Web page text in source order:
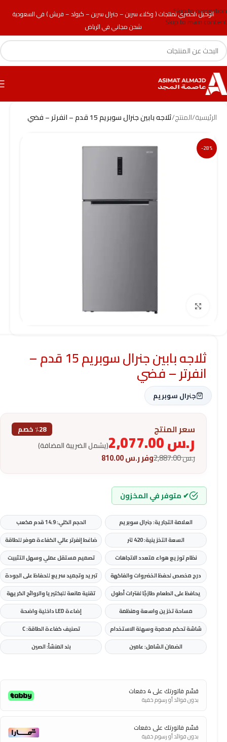
الوكيل الحصري لمنتجات ( وكلاء سرين – جنرال سرين – كيولد – فريش ) في السعودية
شحن مجاني في الرياض
Skip to navigation
Skip to main content
الرئيسية/المنتج/ثلاجه بابين جنرال سوبريم 15 قدم – انفرتر – فضي
-28%
ثلاجه بابين جنرال سوبريم 15 قدم –
انفرتر – فضي
جنرال سوبريم
سعر المنتج ٪28 خصم
ر.س (يشمل الضريبة المضافة)
ر.س2,887.00 وفرر.س
✔ متوفر في المخزون
العلامة التجارية: جنرال سوبريم
الحجم الكلي: 14.9 قدم مكعب
السعة التخزينية: 420 لتر
ضاغط إنفرتر عالي الكفاءة موفر للطاقة
نظام توزيع هواء متعدد الاتجاهات
تصميم مستقل عملي وسهل التثبيت
درج مخصص لحفظ الخضروات والفاكهة
تبريد وتجميد سريع للحفاظ على الجودة
يحافظ على الطعام طازجًا لفترات أطول
تقنية مانعة للبكتيريا والروائح الكريهة
مساحة تخزين واسعة ومنظمة
إضاءة LED داخلية واضحة
شاشة تحكم مدمجة وسهلة الاستخدام
تصنيف كفاءة الطاقة: C
الضمان الشامل: عامين
بلد المنشأ: الصين
قسّم فاتورتك على 4 دفعات
بدون فوائد أو رسوم خفية
قسّم فاتورتك على دفعات
بدون فوائد أو رسوم خفية